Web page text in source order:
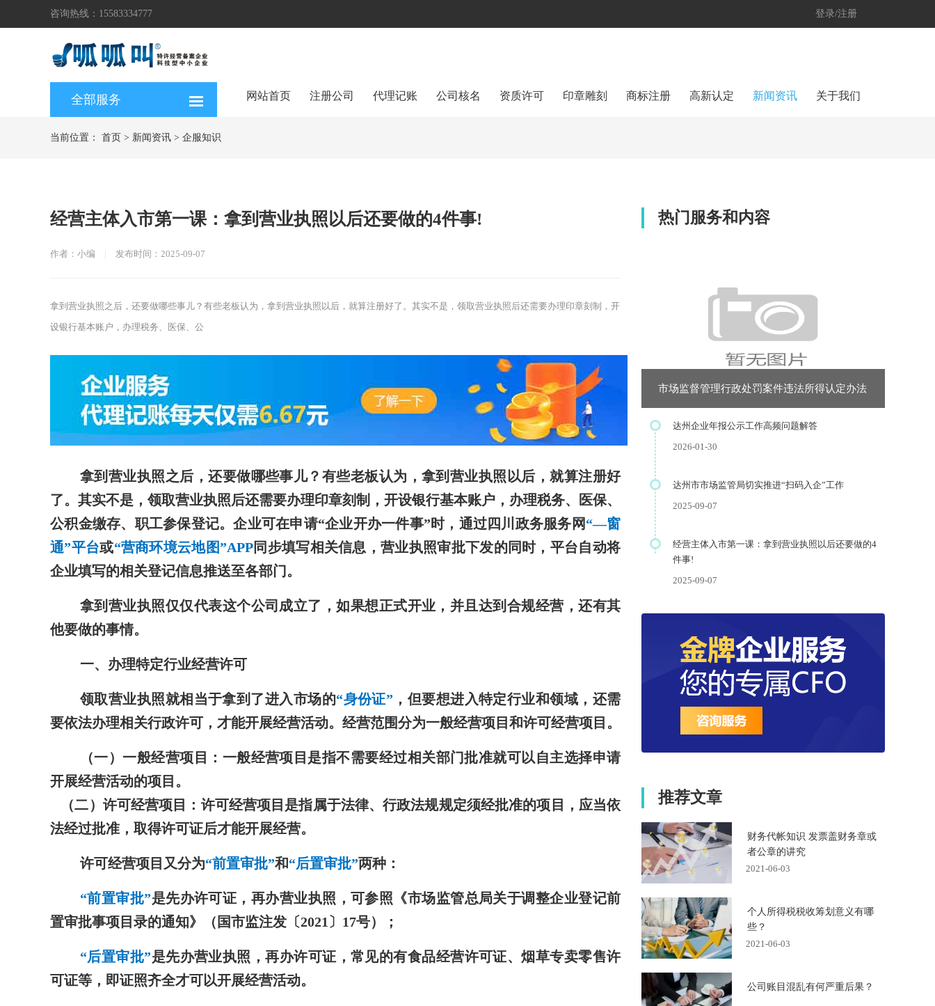
咨询热线：15583334777 登录/注册
全部服务 网站首页 注册公司 代理记账 公司核名 资质许可 印章雕刻 商标注册 高新认定 新闻资讯 关于我们
当前位置： 首页 > 新闻资讯 > 企服知识
经营主体入市第一课：拿到营业执照以后还要做的4件事!
作者：小编 发布时间：2025-09-07
拿到营业执照之后，还要做哪些事儿？有些老板认为，拿到营业执照以后，就算注册好了。其实不是，领取营业执照后还需要办理印章刻制，开
设银行基本账户，办理税务、医保、公
拿到营业执照之后，还要做哪些事儿？有些老板认为，拿到营业执照以后，就算注册好
了。其实不是，领取营业执照后还需要办理印章刻制，开设银行基本账户，办理税务、医保、
公积金缴存、职工参保登记。企业可在申请“企业开办一件事”时，通过四川政务服务网“—窗
通”平台或“营商环境云地图”APP同步填写相关信息，营业执照审批下发的同时，平台自动将
企业填写的相关登记信息推送至各部门。
拿到营业执照仅仅代表这个公司成立了，如果想正式开业，并且达到合规经营，还有其
他要做的事情。
一、办理特定行业经营许可
领取营业执照就相当于拿到了进入市场的“身份证” ，但要想进入特定行业和领域，还需
要依法办理相关行政许可，才能开展经营活动。经营范围分为一般经营项目和许可经营项目。
（一）一般经营项目： 一般经营项目是指不需要经过相关部门批准就可以自主选择申请
开展经营活动的项目。
（二）许可经营项目： 许可经营项目是指属于法律、行政法规规定须经批准的项目，应当依
法经过批准，取得许可证后才能开展经营。
许可经营项目又分为“前置审批”和“后置审批”两种：
“前置审批”是先办许可证，再办营业执照，可参照《市场监管总局关于调整企业登记前
置审批事项目录的通知》（国市监注发〔2021〕17号）；
“后置审批”是先办营业执照，再办许可证，常见的有食品经营许可证、烟草专卖零售许
可证等，即证照齐全才可以开展经营活动。
热门服务和内容
市场监督管理行政处罚案件违法所得认定办法
达州企业年报公示工作高频问题解答
2026-01-30
达州市市场监管局切实推进“扫码入企”工作
2025-09-07
经营主体入市第一课：拿到营业执照以后还要做的4
件事!
2025-09-07
推荐文章
财务代帐知识 发票盖财务章或
者公章的讲究
2021-06-03
个人所得税税收筹划意义有哪
些？
2021-06-03
公司账目混乱有何严重后果？